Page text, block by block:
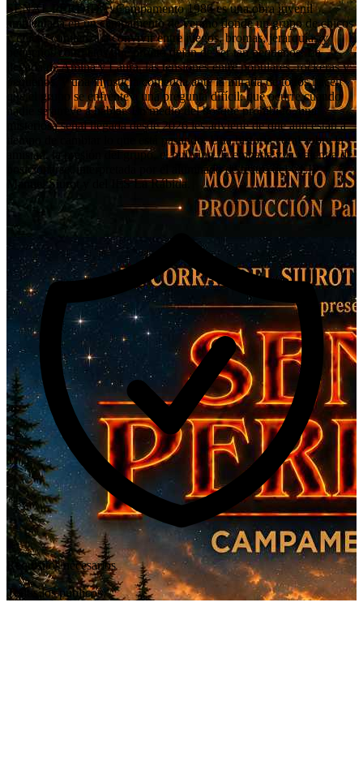
SEÑAL PERDIDA: Campamento 1986 es una obra juvenil
ambientada en un campamento de verano donde un grupo de chicos
y chicas comienza a convivir entre juegos, bromas, jerarquías y
pequeños conflictos que pronto dejan de ser tan pequeños. La
llegada de Amina y Laura, las tensiones entre populares, rockeras y
pequeños, y una injusticia cometida ante la mirada de todos hacen
que el grupo se enfrente a una pregunta difícil: qué ocurre cuando
nadie se atreve a hablar. En medio del bosque prohibido, una
misteriosa señal llegada desde 2026 les advierte de que aún están a
tiempo de cambiar lo que está pasando. Una historia coral sobre la
amistad, la presión del grupo, el bullying, la empatía y la valentía de
posicionarse, interpretada por el alumnado de teatro del CEIP
Manuel Siurot y del IES La Rábida.
Requisitos necesarios
Todos los públicos